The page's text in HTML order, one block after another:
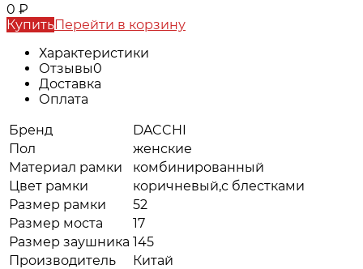
0 ₽
КупитьПерейти в корзину
Характеристики
Отзывы0
Доставка
Оплата
Бренд
DACCHI
Пол
женские
Материал рамки
комбинированный
Цвет рамки
коричневый,с блестками
Размер рамки
52
Размер моста
17
Размер заушника 145
Производитель
Китай